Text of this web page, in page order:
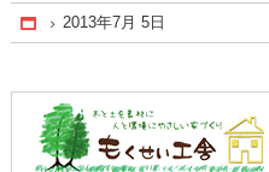
Home
2013年7月 5日